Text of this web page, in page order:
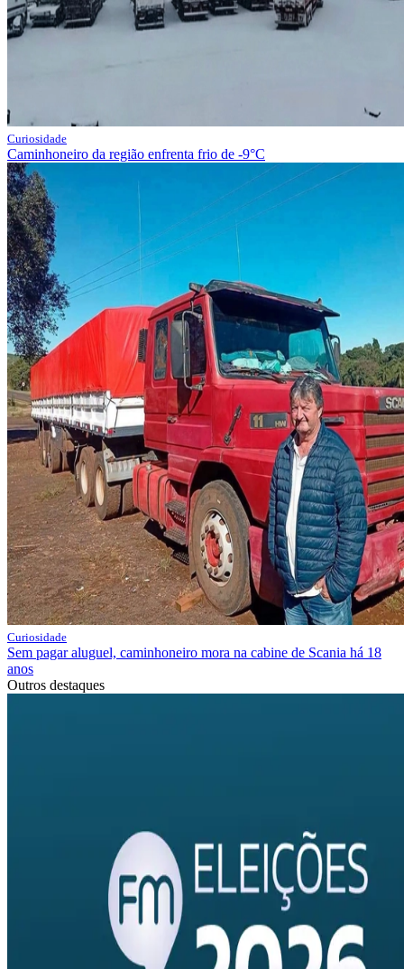
Curiosidade
Caminhoneiro da região enfrenta frio de -9°C
Curiosidade
Sem pagar aluguel, caminhoneiro mora na cabine de Scania há 18
anos
Outros destaques